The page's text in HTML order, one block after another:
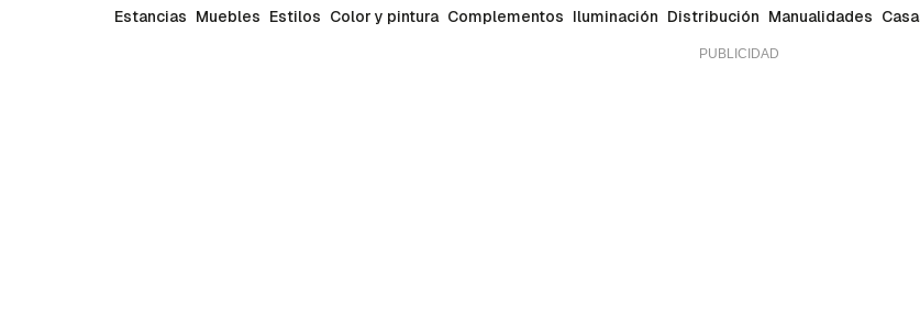
Color y pintura
Estancias Muebles Estilos Color y pintura Complementos Iluminación Distribución Manualidades